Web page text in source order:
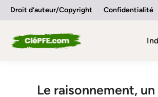
SkipDroit d’auteur/Copyright Confidentialité
Le raisonnement,